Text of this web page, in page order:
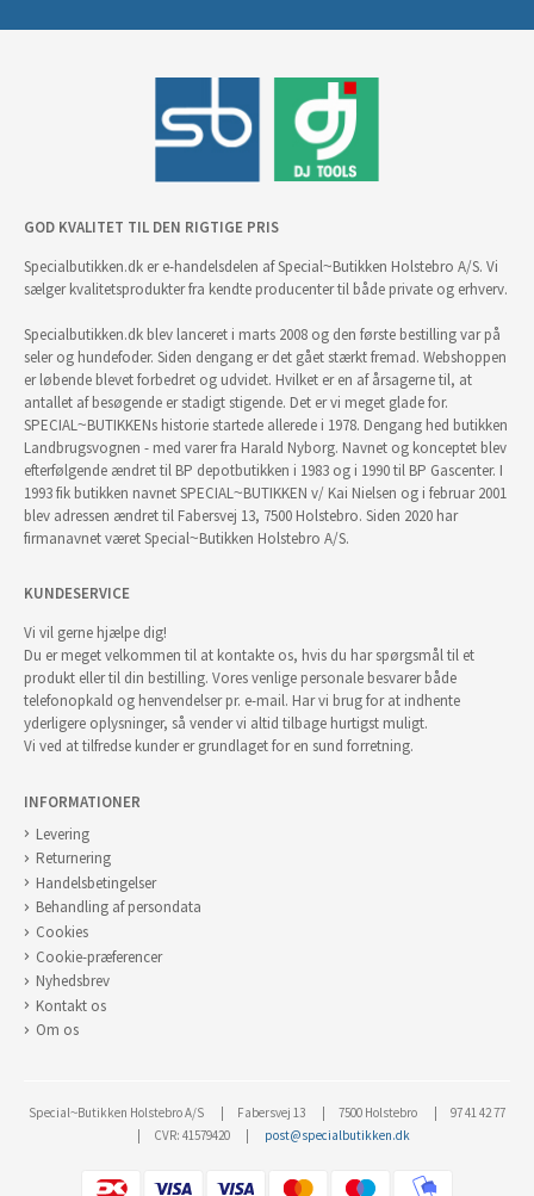
GOD KVALITET TIL DEN RIGTIGE PRIS
Specialbutikken.dk er e-handelsdelen af Special~Butikken Holstebro A/S. Vi
sælger kvalitetsprodukter fra kendte producenter til både private og erhverv.
Specialbutikken.dk blev lanceret i marts 2008 og den første bestilling var på
seler og hundefoder. Siden dengang er det gået stærkt fremad. Webshoppen
er løbende blevet forbedret og udvidet. Hvilket er en af årsagerne til, at
antallet af besøgende er stadigt stigende. Det er vi meget glade for.
SPECIAL~BUTIKKENs historie startede allerede i 1978. Dengang hed butikken
Landbrugsvognen - med varer fra Harald Nyborg. Navnet og konceptet blev
efterfølgende ændret til BP depotbutikken i 1983 og i 1990 til BP Gascenter. I
1993 fik butikken navnet SPECIAL~BUTIKKEN v/ Kai Nielsen og i februar 2001
blev adressen ændret til Fabersvej 13, 7500 Holstebro. Siden 2020 har
firmanavnet været Special~Butikken Holstebro A/S.
KUNDESERVICE
Vi vil gerne hjælpe dig!
Du er meget velkommen til at kontakte os, hvis du har spørgsmål til et
produkt eller til din bestilling. Vores venlige personale besvarer både
telefonopkald og henvendelser pr. e-mail. Har vi brug for at indhente
yderligere oplysninger, så vender vi altid tilbage hurtigst muligt.
Vi ved at tilfredse kunder er grundlaget for en sund forretning.
INFORMATIONER
Levering
Returnering
Handelsbetingelser
Behandling af persondata
Cookies
Cookie-præferencer
Nyhedsbrev
Kontakt os
Om os
Special~Butikken Holstebro A/S Fabersvej 13 7500 Holstebro
97 41 42 77
CVR: 41579420
post@specialbutikken.dk